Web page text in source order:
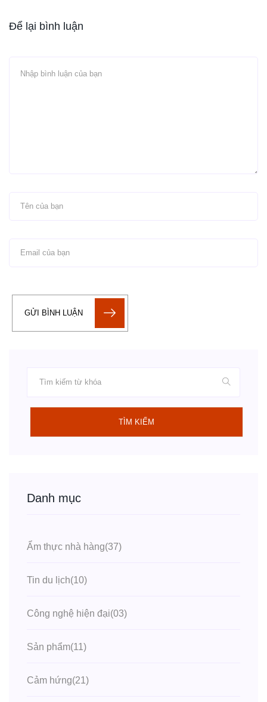
Để lại bình luận
GỬI BÌNH LUẬN
TÌM KIẾM
Danh mục
Ẩm thực nhà hàng(37)
Tin du lịch(10)
Công nghệ hiện đại(03)
Sản phẩm(11)
Cảm hứng(21)